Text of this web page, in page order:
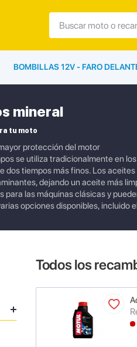
BOMBILLAS 12V - FARO
mineral
tu moto
protección del motor
se utiliza tradicionalmente en
dos tiempos más finos. Los
dejando un aceite más
para las máquinas clásicas y
opciones disponibles, incluido
Todos los